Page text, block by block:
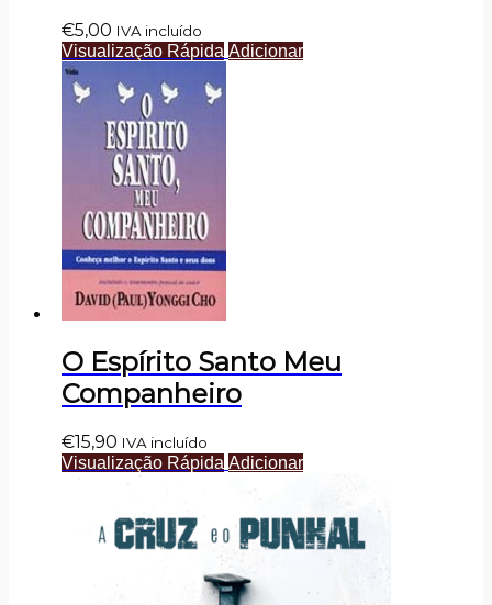
€5,00 IVA incluído
Visualização Rápida Adicionar
O Espírito Santo Meu
Companheiro
€15,90 IVA incluído
Visualização Rápida Adicionar